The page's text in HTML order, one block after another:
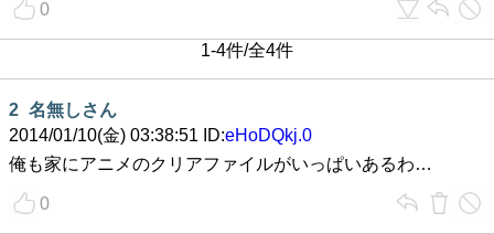
0
1-4件/全4件
2 名無しさん
2014/01/10(金) 03:38:51 ID:eHoDQkj.0
俺も家にアニメのクリアファイルがいっぱいあるわ…
0